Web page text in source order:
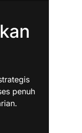
penuh